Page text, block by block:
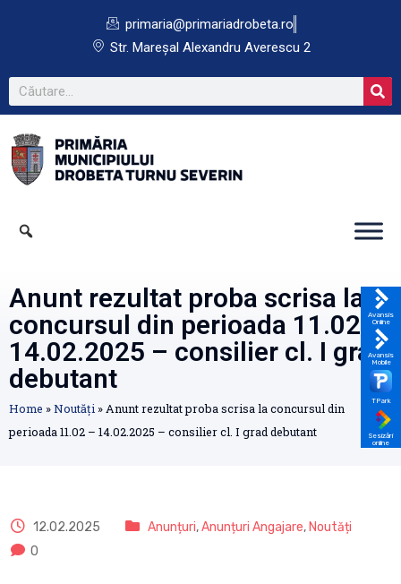
primaria@primariadrobeta.ro
Str. Mareșal Alexandru Averescu 2
Anunt rezultat proba scrisa la
concursul din perioada 11.02 –
14.02.2025 – consilier cl. I grad
debutant
Home »Noutăți » Anunt rezultat proba scrisa la concursul din
perioada 11.02 – 14.02.2025 – consilier cl. I grad debutant
12.02.2025 Anunțuri,Anunțuri Angajare, Noutăți
0
Avansis
Online
Avansis
Mobile
TPark
Sesizări
online